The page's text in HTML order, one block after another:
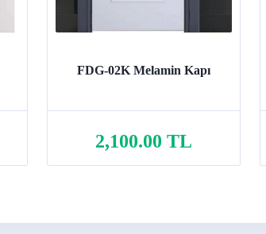
FDG-02K Melamin Kapı
2,100.00 TL
Sepete Ekle